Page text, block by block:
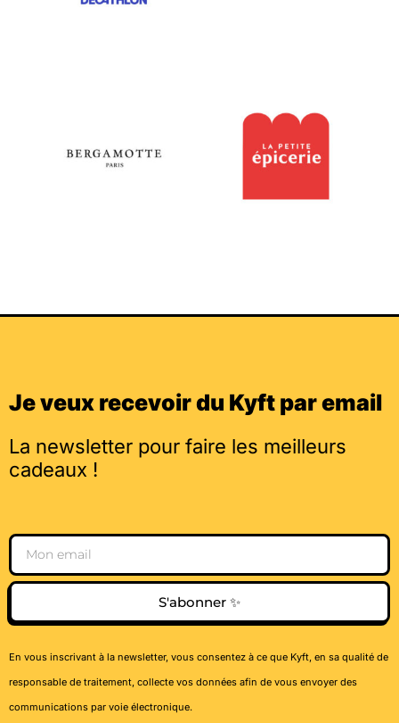
Je veux recevoir du Kyft par email
La newsletter pour faire les meilleurs
cadeaux !
Email
S'abonner ✨
En vous inscrivant à la newsletter, vous consentez à ce que Kyft, en sa qualité de
responsable de traitement, collecte vos données afin de vous envoyer des
communications par voie électronique.